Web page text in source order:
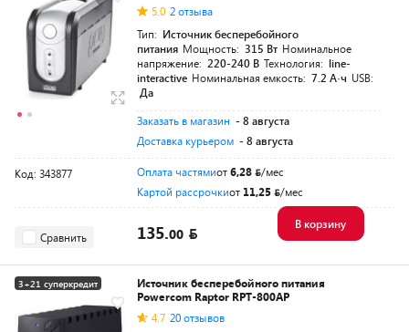
5.0 2 отзыва
Тип: Источник бесперебойного
питания Мощность: 315 Вт Номинальное
напряжение: 220-240 В Технология: line-
interactive Номинальная емкость: 7.2 А·ч USB:
Да
Заказать в магазин - 8 августа
Доставка курьером - 8 августа
Код: 343877 Оплата частямиот6,28
/мес
Картой рассрочкиот 11,25 /мес
Сравнить 135.00
В корзину
3+21 суперкредит
Разумная цена
Источник бесперебойного питания
Powercom Raptor RPT-800AP
4.7 20 отзывов